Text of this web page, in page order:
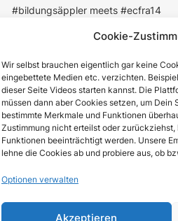
Cookie-
Wir selbst brauchen eigentlich gar keine
eingebettete Medien etc. verzichten.
dieser Seite Videos starten kannst. Die
müssen dann aber Cookies setzen, um
bestimmte Merkmale und Funktionen
Zustimmung nicht erteilst oder
Funktionen beeinträchtigt werden. Unsere
lehne die Cookies ab und probiere aus, ob
Optionen verwalten
Akzeptieren
#bildungsäppler meets #ecfra14
Richtlinie (EU)